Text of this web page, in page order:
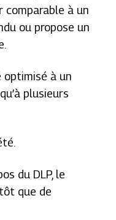
comparable à un
ou propose un
optimisé à un
plusieurs
du DLP, le
que de